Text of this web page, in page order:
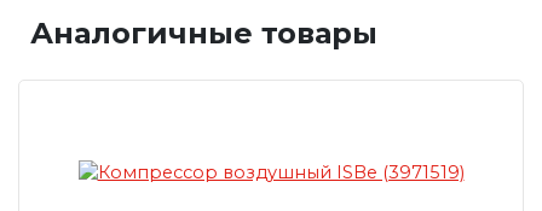
Аналогичные товары